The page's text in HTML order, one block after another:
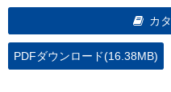
カ
PDFダウンロード(16.38MB)